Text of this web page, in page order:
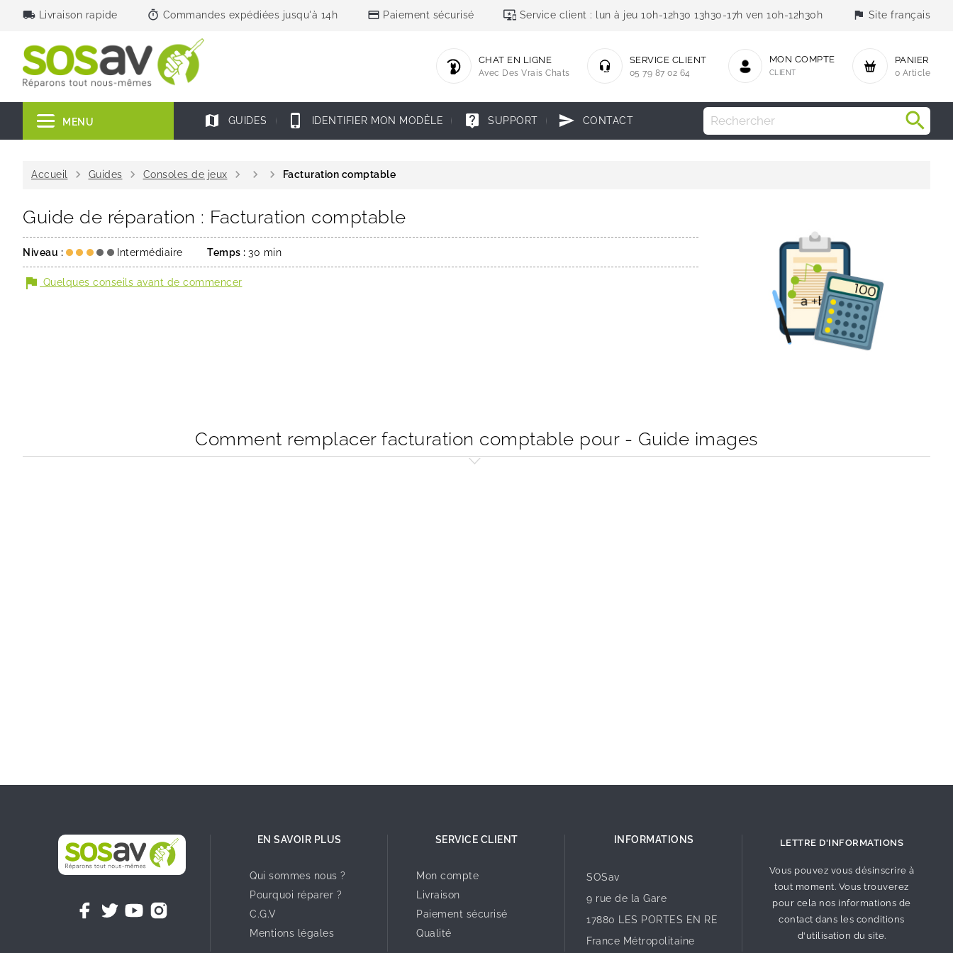
local_shipping Livraison rapide timer Commandes expédiées jusqu'à 14h credit_card Paiement sécurisé important_devices Service client : lun à jeu 10h-12h30 13h30-17h ven 10h-12h30h flag Site français
PANIER
0 Article
MON COMPTE
CLIENT
SERVICE CLIENT
05 79 87 02 64
CHAT EN LIGNE
Avec Des Vrais Chats
MENU map GUIDES phone_iphone IDENTIFIER MON MODÈLE live_help SUPPORT send CONTACT
Accueil chevron_right Guides chevron_right Consoles de jeux chevron_right chevron_right chevron_right Facturation comptable
Guide de réparation : Facturation comptable
Niveau : Intermédiaire Temps : 30 min
flag Quelques conseils avant de commencer
Comment remplacer facturation comptable pour - Guide images
EN SAVOIR PLUS
Qui sommes nous ?
Pourquoi réparer ?
C.G.V
Mentions légales
SERVICE CLIENT
Mon compte
Livraison
Paiement sécurisé
Qualité
INFORMATIONS
SOSav
9 rue de la Gare
17880 LES PORTES EN RE
France Métropolitaine
LETTRE D'INFORMATIONS
Vous pouvez vous désinscrire à
tout moment. Vous trouverez
pour cela nos informations de
contact dans les conditions
d'utilisation du site.